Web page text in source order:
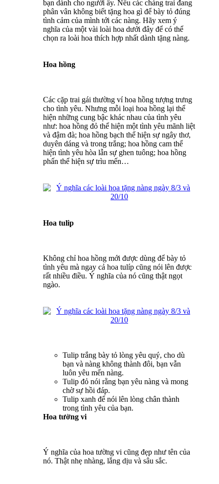
bạn dành cho người ấy. Nếu các chàng trai đang
phân vân không biết tặng hoa gì để bày tỏ đúng
tình cảm của mình tới các nàng. Hãy xem ý
nghĩa của một vài loài hoa dưới đây để có thể
chọn ra loài hoa thích hợp nhất dành tặng nàng.
Hoa hồng
Các cặp trai gái thường ví hoa hồng tượng trưng
cho tình yêu. Nhưng mỗi loại hoa hồng lại thể
hiện những cung bậc khác nhau của tình yêu
như: hoa hồng đỏ thể hiện một tình yêu mãnh liệt
và đậm đà; hoa hồng bạch thể hiện sự ngây thơ,
duyên dáng và trong trắng; hoa hồng cam thể
hiện tình yêu hòa lẫn sự ghen tuông; hoa hồng
phấn thể hiện sự trìu mến…
Hoa tulip
Không chỉ hoa hồng mới được dùng để bày tỏ
tình yêu mà ngay cả hoa tulíp cũng nói lên được
rất nhiều điều. Ý nghĩa của nó cũng thật ngọt
ngào.
Tulip trắng bày tỏ lòng yêu quý, cho dù
bạn và nàng không thành đôi, bạn vẫn
luôn yêu mến nàng.
Tulip đỏ nói rằng bạn yêu nàng và mong
chờ sự hồi đáp.
Tulip xanh để nói lên lòng chân thành
trong tình yêu của bạn.
Hoa tường vi
Ý nghĩa của hoa tường vi cũng đẹp như tên của
nó. Thật nhẹ nhàng, lắng dịu và sâu sắc.